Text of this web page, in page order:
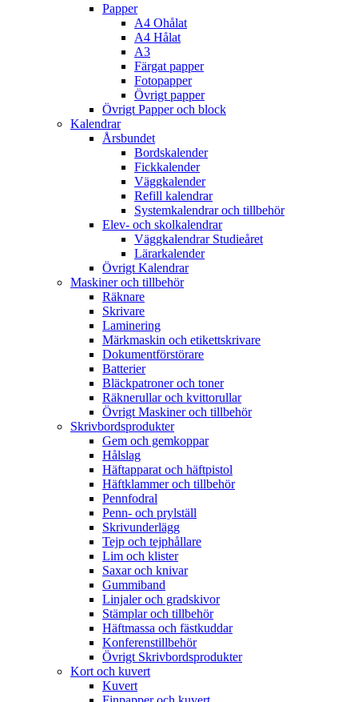
Papper
A4 Ohålat
A4 Hålat
A3
Färgat papper
Fotopapper
Övrigt papper
Övrigt Papper och block
Kalendrar
Årsbundet
Bordskalender
Fickkalender
Väggkalender
Refill kalendrar
Systemkalendrar och tillbehör
Elev- och skolkalendrar
Väggkalendrar Studieåret
Lärarkalender
Övrigt Kalendrar
Maskiner och tillbehör
Räknare
Skrivare
Laminering
Märkmaskin och etikettskrivare
Dokumentförstörare
Batterier
Bläckpatroner och toner
Räknerullar och kvittorullar
Övrigt Maskiner och tillbehör
Skrivbordsprodukter
Gem och gemkoppar
Hålslag
Häftapparat och häftpistol
Häftklammer och tillbehör
Pennfodral
Penn- och prylställ
Skrivunderlägg
Tejp och tejphållare
Lim och klister
Saxar och knivar
Gummiband
Linjaler och gradskivor
Stämplar och tillbehör
Häftmassa och fästkuddar
Konferenstillbehör
Övrigt Skrivbordsprodukter
Kort och kuvert
Kuvert